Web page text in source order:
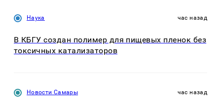
Наука час назад
В КБГУ создан полимер для пищевых пленок без
токсичных катализаторов
Новости Самары час назад